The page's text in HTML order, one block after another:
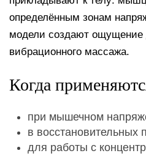
определённым зонам
модели создают ощущение
вибрационного массажа.
Когда
при мышечном
в восстановительных
для работы с